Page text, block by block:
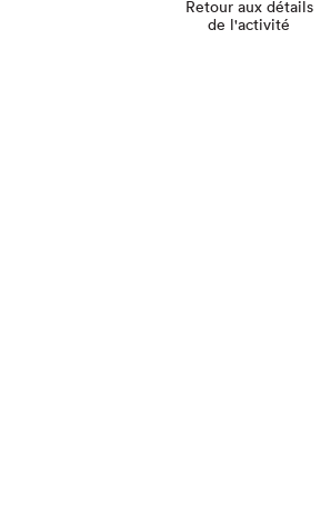
Retour aux détails
de l'activité